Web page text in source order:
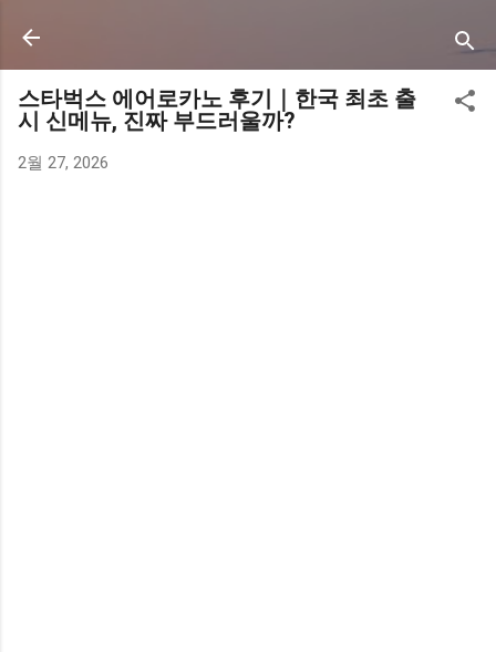
스타벅스 에어로카노 후기｜한국 최초 출
시 신메뉴, 진짜 부드러울까?
2월 27, 2026